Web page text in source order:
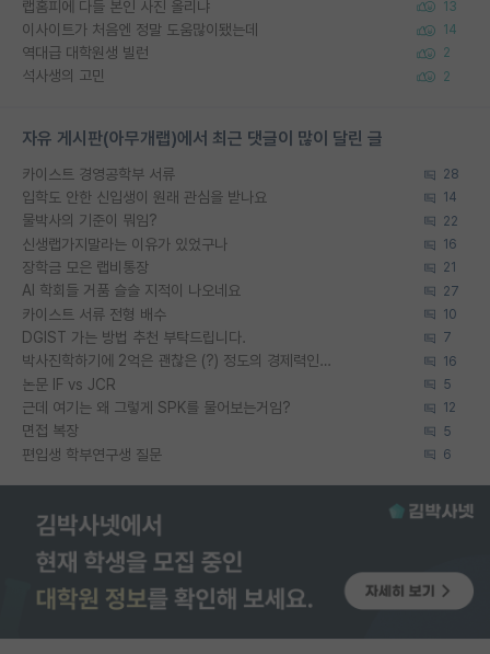
랩홈피에 다들 본인 사진 올리냐 13
이사이트가 처음엔 정말 도움많이됐는데 14
역대급 대학원생 빌런 2
석사생의 고민 2
자유 게시판(아무개랩)에서 최근 댓글이 많이 달린 글
카이스트 경영공학부 서류 28
입학도 안한 신입생이 원래 관심을 받나요 14
물박사의 기준이 뭐임? 22
신생랩가지말라는 이유가 있었구나 16
장학금 모은 랩비통장 21
AI 학회들 거품 슬슬 지적이 나오네요 27
카이스트 서류 전형 배수 10
DGIST 가는 방법 추천 부탁드립니다. 7
박사진학하기에 2억은 괜찮은 (?) 정도의 경제력인가요 16
논문 IF vs JCR 5
근데 여기는 왜 그렇게 SPK를 물어보는거임? 12
면접 복장 5
편입생 학부연구생 질문 6